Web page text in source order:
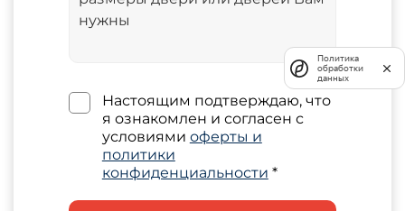
Настоящим подтверждаю, что
я ознакомлен и согласен с
условиями оферты и
политики
конфиденциальности *
Политика
обработки
данных